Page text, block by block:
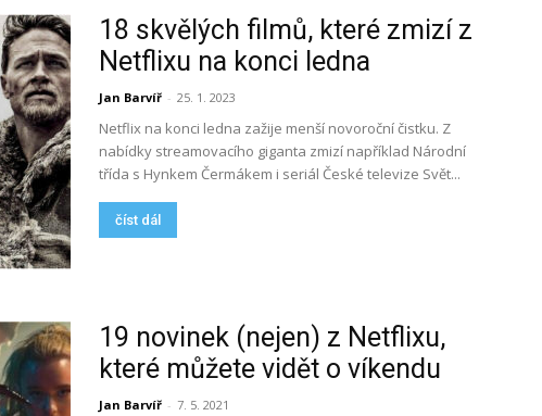
18 skvělých filmů, které zmizí z
Netflixu na konci ledna
Jan Barvíř - 25. 1. 2023
Netflix na konci ledna zažije menší novoroční čistku. Z
nabídky streamovacího giganta zmizí například Národní
třída s Hynkem Čermákem i seriál České televize Svět...
číst dál
19 novinek (nejen) z Netflixu,
které můžete vidět o víkendu
Jan Barvíř - 7. 5. 2021